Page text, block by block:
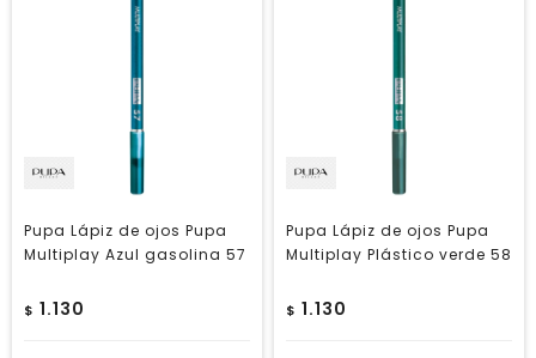
Pupa Lápiz de ojos Pupa
Multiplay Azul gasolina 57
$ 1.130
Pupa Lápiz de ojos Pupa
Multiplay Plástico verde 58
$ 1.130